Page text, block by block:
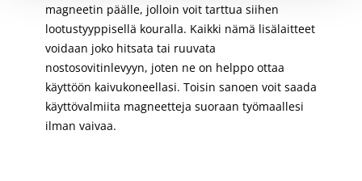
magneetin päälle, jolloin voit tarttua siihen
lootustyyppisellä kouralla. Kaikki nämä lisälaitteet
voidaan joko hitsata tai ruuvata
nostosovitinlevyyn, joten ne on helppo ottaa
käyttöön kaivukoneellasi. Toisin sanoen voit saada
käyttövalmiita magneetteja suoraan työmaallesi
ilman vaivaa.